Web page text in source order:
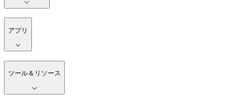
アプリ
ツール＆リソース